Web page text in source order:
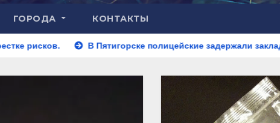
ГОРОДА КОНТАКТЫ
В Пятигорске полицейские задержали закладчика,